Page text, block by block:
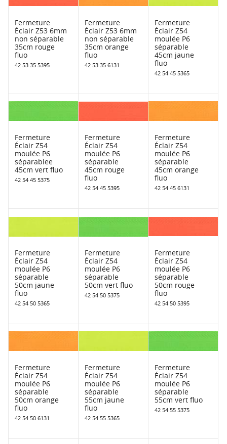
Fermeture
Éclair Z53 6mm
non séparable
35cm rouge
fluo
42 53 35 5395
Fermeture
Éclair Z53 6mm
non séparable
35cm orange
fluo
42 53 35 6131
Fermeture
Éclair Z54
moulée P6
séparable
45cm jaune
fluo
42 54 45 5365
Fermeture
Éclair Z54
moulée P6
séparablee
45cm vert fluo
42 54 45 5375
Fermeture
Éclair Z54
moulée P6
séparable
45cm rouge
fluo
42 54 45 5395
Fermeture
Éclair Z54
moulée P6
séparable
45cm orange
fluo
42 54 45 6131
Fermeture
Éclair Z54
moulée P6
séparable
50cm jaune
fluo
42 54 50 5365
Fermeture
Éclair Z54
moulée P6
séparable
50cm vert fluo
42 54 50 5375
Fermeture
Éclair Z54
moulée P6
séparable
50cm rouge
fluo
42 54 50 5395
Fermeture
Éclair Z54
moulée P6
séparable
50cm orange
fluo
42 54 50 6131
Fermeture
Éclair Z54
moulée P6
séparable
55cm jaune
fluo
42 54 55 5365
Fermeture
Éclair Z54
moulée P6
séparable
55cm vert fluo
42 54 55 5375